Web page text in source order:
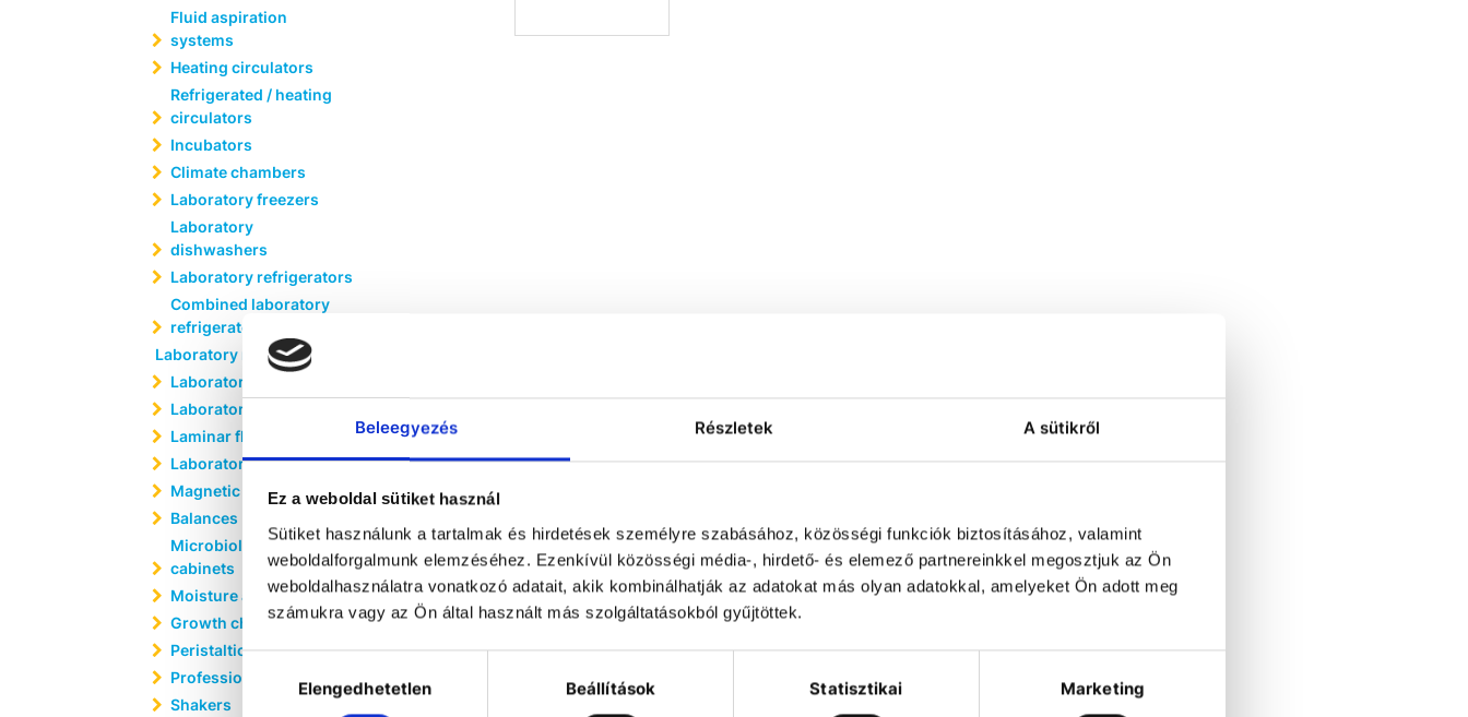
Beleegyezés Részletek A sütikről
Ez a weboldal sütiket használ
Sütiket használunk a tartalmak és hirdetések személyre szabásához, közösségi funkciók biztosításához, valamint
weboldalforgalmunk elemzéséhez. Ezenkívül közösségi média-, hirdető- és elemező partnereinkkel megosztjuk az Ön
weboldalhasználatra vonatkozó adatait, akik kombinálhatják az adatokat más olyan adatokkal, amelyeket Ön adott meg
számukra vagy az Ön által használt más szolgáltatásokból gyűjtöttek.
Hozzájárulás
kiválasztásaElengedhetetlen Beállítások Statisztikai Marketing
Fluid aspiration
systems
Heating circulators
Refrigerated / heating
circulators
Incubators
Climate chambers
Laboratory freezers
Laboratory
dishwashers
Laboratory refrigerators
Combined laboratory
refrigerator-freezers
Laboratory reactors
Laboratory chairs
Laboratory furniture
Laminar flow cabinets
Laboratory furnaces
Magnetic stirrers
Balances
Microbiological safety
cabinets
Moisture analyzers
Growth chambers
Peristaltic pumps
Professional shakers
Shakers